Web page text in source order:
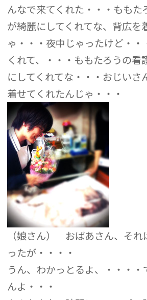
んなで来てくれた・・・ももた
が綺麗にしてくれてな、背広を
ゃ・・・夜中じゃったけど・
くれて、・・・ももたろうの看
にしてくれてな・・・おじいさ
着せてくれたんじゃ・・・
（娘さん） おばあさん、それ
ったが・・・・
うん、わかっとるよ、・・・・
んよ・・・